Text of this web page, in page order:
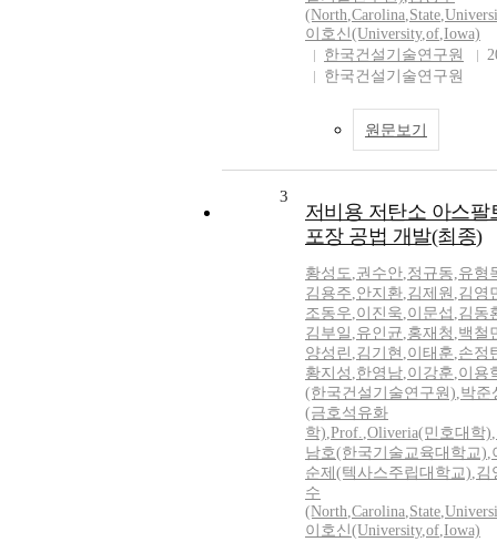
(North,Carolina,State,
이호신(University,of,Iowa)
한국건설기술연구원
한국건설기술연구원
원문보기
3
저비용 저탄소 아스팔
포장 공법 개발(최종)
황성도,권수안,정규동,유형
김용주,안지환,김제원 ,김영
조동우,이진욱,이문섭 ,김동
김부일 ,유인균,홍재청 ,백철
양성린 ,김기현 ,이태훈,손정
황지성 ,한영남,이강훈,이용
(한국건설기술연구원),박준
(금호석유화
학),Prof.,Oliveria(민호대학),
남호(한국기술교육대학교),
순제(텍사스주립대학교),김
수
(North,Carolina,State,
이호신(University,of,Iowa)